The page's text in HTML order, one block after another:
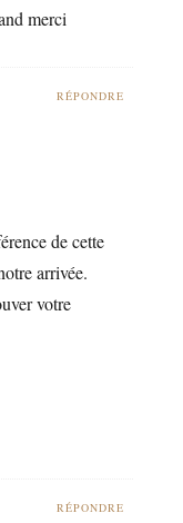
merci
RÉPONDRE
de cette
arrivée.
votre
RÉPONDRE